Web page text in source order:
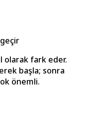
olarak fark eder.
başla; sonra
önemli.